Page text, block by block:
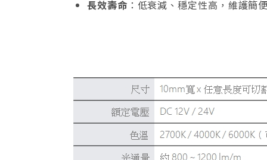
長效壽命 ：低衰減、穩定性高，維護簡